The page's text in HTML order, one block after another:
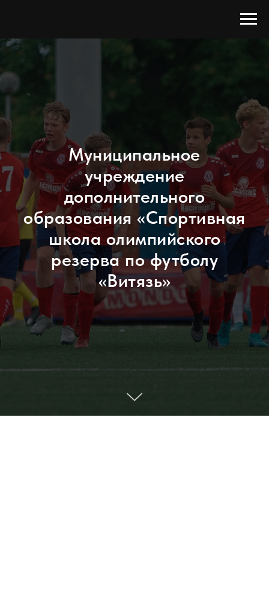
Муниципальное
учреждение
дополнительного
образования «Спортивная
школа олимпийского
резерва по футболу
«Витязь»